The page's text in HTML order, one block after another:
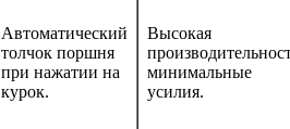
Автоматический
толчок поршня
при нажатии на
курок.
Высокая
минимальные
усилия.